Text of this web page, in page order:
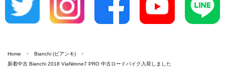
Home
Bianchi (ビアンキ)
新着中古 Bianchi 2018 ViaNirone7 PRO 中古ロードバイク入荷しました